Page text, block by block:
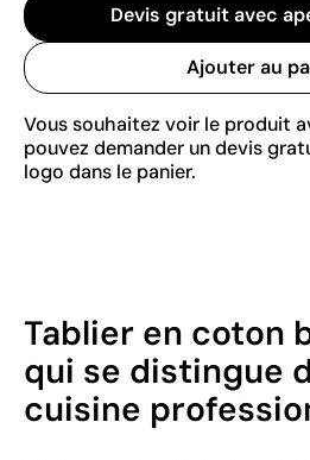
Devis gratuit avec
Ajouter au
Vous souhaitez voir le produit
pouvez demander un devis
logo dans le panier.
Tablier en coton
qui se distingue
cuisine